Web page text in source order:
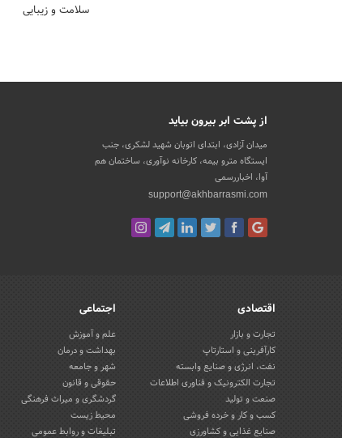
سلامت و زیبایی
از پشت ابر بیرون بیاید
میدان آزادی، ابتدای اتوبان شهید لشکری، جنب
ایستگاه مترو بیمه، کارخانه نوآوری، ساختمان هم
آوا، اخباررسمی
support@akhbarrasmi.com
اقتصادی
تجارت و بازار
کارآفرینی و استارتاپ
نفت، انرژی و صنایع وابسته
تجارت الکترونیک و فناوری اطلاعات
صنعت و تولید
کسب و کار و خرده فروشی
صنایع غذایی و کشاورزی
اجتماعی
علم و آموزش
بهداشت و درمان
شهر و جامعه
حقوقی و قانون
گردشگری و میراث فرهنگی
محیط زیست
تبلیغات و روابط عمومی